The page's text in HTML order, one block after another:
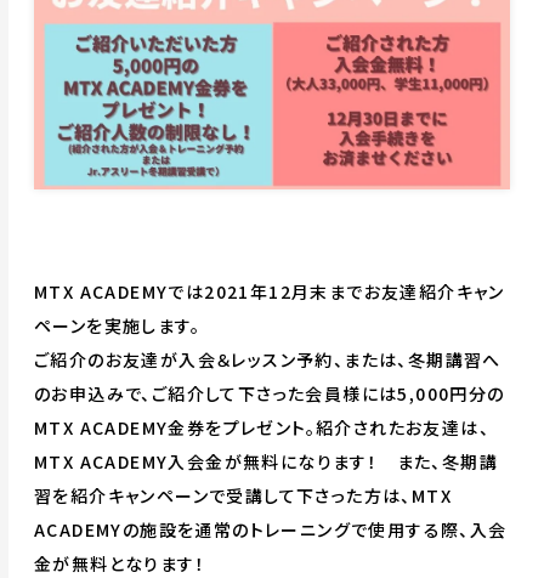
MTX ACADEMYでは2021年12月末までお友達紹介キャン
ペーンを実施します。
ご紹介のお友達が入会＆レッスン予約、または、冬期講習へ
のお申込みで、ご紹介して下さった会員様には5,000円分の
MTX ACADEMY金券をプレゼント。紹介されたお友達は、
MTX ACADEMY入会金が無料になります！ また、冬期講
習を紹介キャンペーンで受講して下さった方は、MTX
ACADEMYの施設を通常のトレーニングで使用する際、入会
金が無料となります！